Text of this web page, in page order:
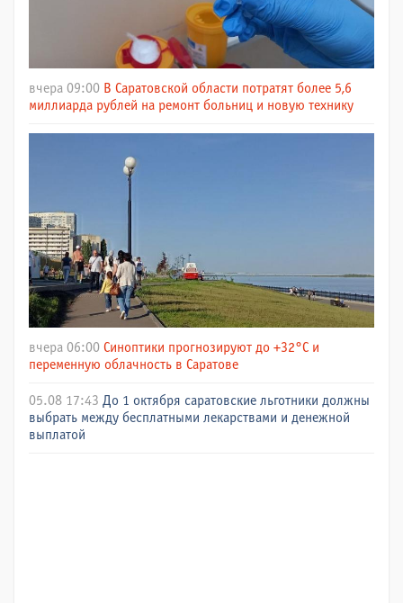
вчера 09:00 В Саратовской области потратят более 5,6
миллиарда рублей на ремонт больниц и новую технику
вчера 06:00 Синоптики прогнозируют до +32°C и
переменную облачность в Саратове
05.08 17:43 До 1 октября саратовские льготники должны
выбрать между бесплатными лекарствами и денежной
выплатой